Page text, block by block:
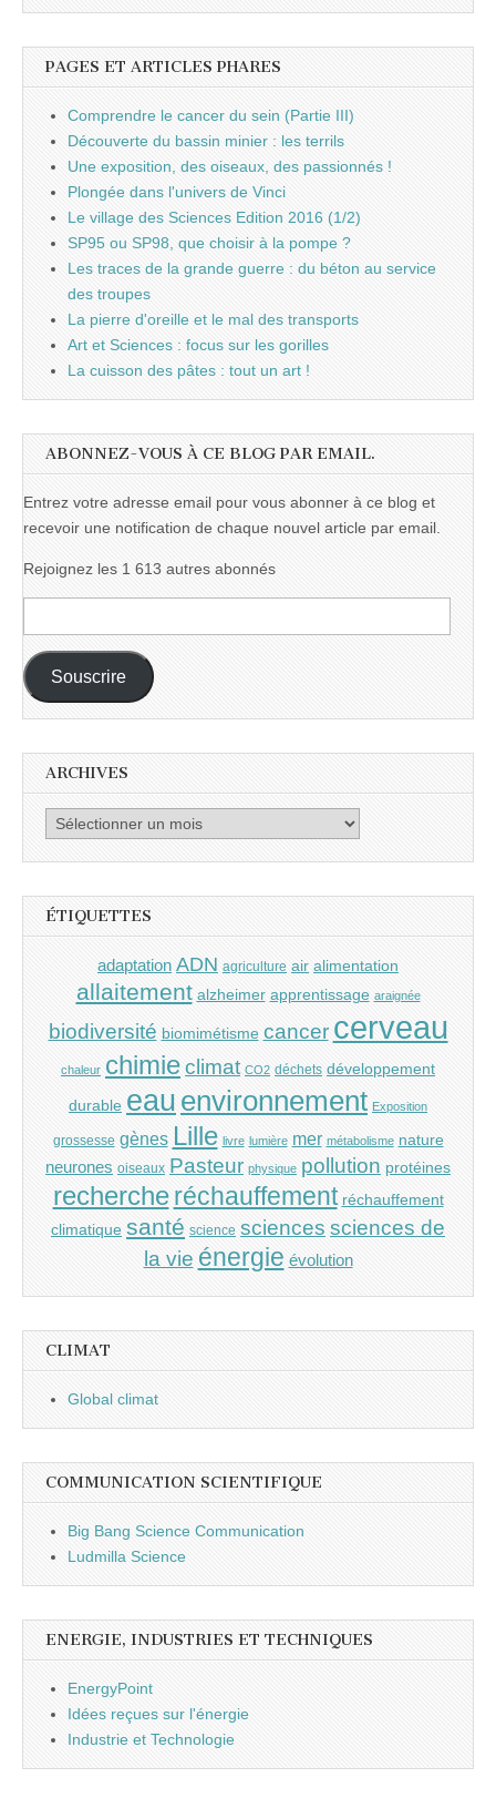
PAGES ET ARTICLES PHARES
Comprendre le cancer du sein (Partie III)
Découverte du bassin minier : les terrils
Une exposition, des oiseaux, des passionnés !
Plongée dans l'univers de Vinci
Le village des Sciences Edition 2016 (1/2)
SP95 ou SP98, que choisir à la pompe ?
Les traces de la grande guerre : du béton au service
des troupes
La pierre d'oreille et le mal des transports
Art et Sciences : focus sur les gorilles
La cuisson des pâtes : tout un art !
ABONNEZ-VOUS À CE BLOG PAR EMAIL.
Entrez votre adresse email pour vous abonner à ce blog et
recevoir une notification de chaque nouvel article par email.
Rejoignez les 1 613 autres abonnés
e-
mail :
Souscrire
ARCHIVES
Archives
ÉTIQUETTES
adaptation ADN agriculture air alimentation
allaitement alzheimer apprentissage araignée
biodiversité biomimétisme cancer cerveau
chaleur chimieclimat CO2 déchets développement
durable eau environnement Exposition
grossesse gènes Lille livre lumière mer métabolisme nature
neurones oiseaux Pasteur physique pollution protéines
recherche réchauffement réchauffement
climatique santé science sciences sciences de
la vie énergie évolution
CLIMAT
Global climat
COMMUNICATION SCIENTIFIQUE
Big Bang Science Communication
Ludmilla Science
ENERGIE, INDUSTRIES ET TECHNIQUES
EnergyPoint
Idées reçues sur l'énergie
Industrie et Technologie